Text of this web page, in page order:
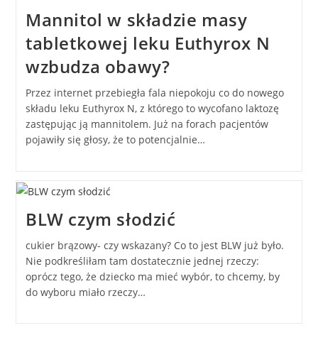
Mannitol w składzie masy
tabletkowej leku Euthyrox N
wzbudza obawy?
Przez internet przebiegła fala niepokoju co do nowego
składu leku Euthyrox N, z którego to wycofano laktozę
zastępując ją mannitolem. Już na forach pacjentów
pojawiły się głosy, że to potencjalnie…
BLW czym słodzić
cukier brązowy- czy wskazany? Co to jest BLW już było.
Nie podkreśliłam tam dostatecznie jednej rzeczy:
oprócz tego, że dziecko ma mieć wybór, to chcemy, by
do wyboru miało rzeczy…